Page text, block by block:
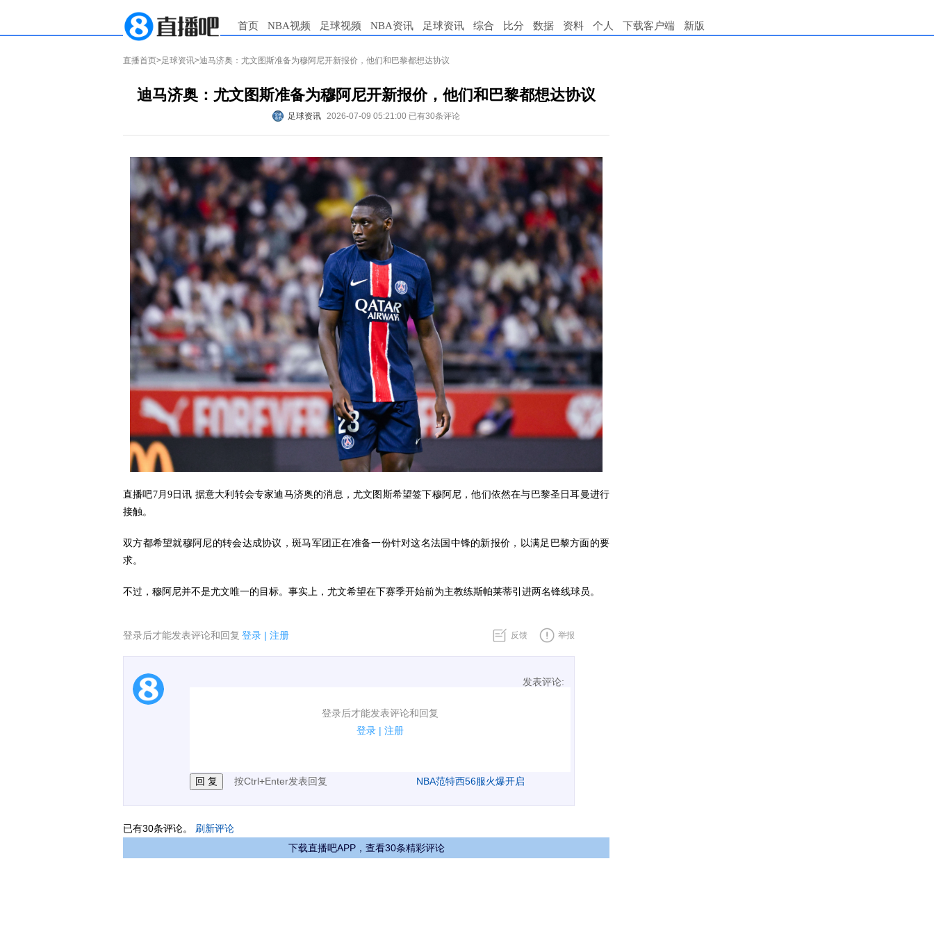
首页 NBA视频 足球视频 NBA资讯 足球资讯 综合 比分 数据 资料 个人 下载客户端 新版
直播首页>足球资讯>迪马济奥：尤文图斯准备为穆阿尼开新报价，他们和巴黎都想达协议
迪马济奥：尤文图斯准备为穆阿尼开新报价，他们和巴黎都想达协议
足球资讯 2026-07-09 05:21:00 已有30条评论
直播吧7月9日讯 据意大利转会专家迪马济奥的消息，尤文图斯希望签下穆阿尼，他们依然在与巴黎圣日耳曼进行
接触。
双方都希望就穆阿尼的转会达成协议，斑马军团正在准备一份针对这名法国中锋的新报价，以满足巴黎方面的要
求。
不过，穆阿尼并不是尤文唯一的目标。事实上，尤文希望在下赛季开始前为主教练斯帕莱蒂引进两名锋线球员。
登录后才能发表评论和回复 登录 | 注册 反馈 举报
发表评论:
登录后才能发表评论和回复
登录 | 注册
1.电脑端新用户可以发表评论了！
按Ctrl+Enter发表回复 NBA范特西56服火爆开启
已有30条评论。 刷新评论
下载直播吧APP，查看30条精彩评论